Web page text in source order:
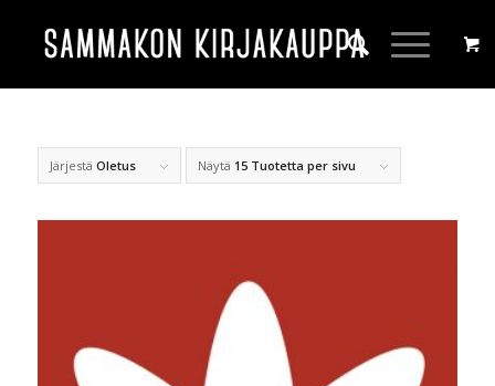
Järjestä Oletus Näytä 15 Tuotetta per sivu